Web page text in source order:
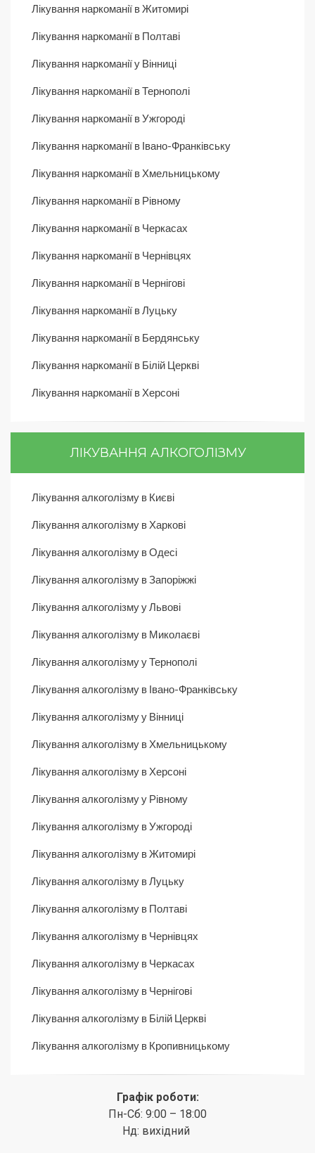
Лікування наркоманії в Житомирі
Лікування наркоманії в Полтаві
Лікування наркоманії у Вінниці
Лікування наркоманії в Тернополі
Лікування наркоманії в Ужгороді
Лікування наркоманії в Івано-Франківську
Лікування наркоманії в Хмельницькому
Лікування наркоманії в Рівному
Лікування наркоманії в Черкасах
Лікування наркоманії в Чернівцях
Лікування наркоманії в Чернігові
Лікування наркоманії в Луцьку
Лікування наркоманії в Бердянську
Лікування наркоманії в Білій Церкві
Лікування наркоманії в Херсоні
ЛІКУВАННЯ АЛКОГОЛІЗМУ
Лікування алкоголізму в Києві
Лікування алкоголізму в Харкові
Лікування алкоголізму в Одесі
Лікування алкоголізму в Запоріжжі
Лікування алкоголізму у Львові
Лікування алкоголізму в Миколаєві
Лікування алкоголізму у Тернополі
Лікування алкоголізму в Івано-Франківську
Лікування алкоголізму у Вінниці
Лікування алкоголізму в Хмельницькому
Лікування алкоголізму в Херсоні
Лікування алкоголізму у Рівному
Лікування алкоголізму в Ужгороді
Лікування алкоголізму в Житомирі
Лікування алкоголізму в Луцьку
Лікування алкоголізму в Полтаві
Лікування алкоголізму в Чернівцях
Лікування алкоголізму в Черкасах
Лікування алкоголізму в Чернігові
Лікування алкоголізму в Білій Церкві
Лікування алкоголізму в Кропивницькому
Графік роботи:
Пн-Сб: 9:00 – 18:00
Нд: вихідний